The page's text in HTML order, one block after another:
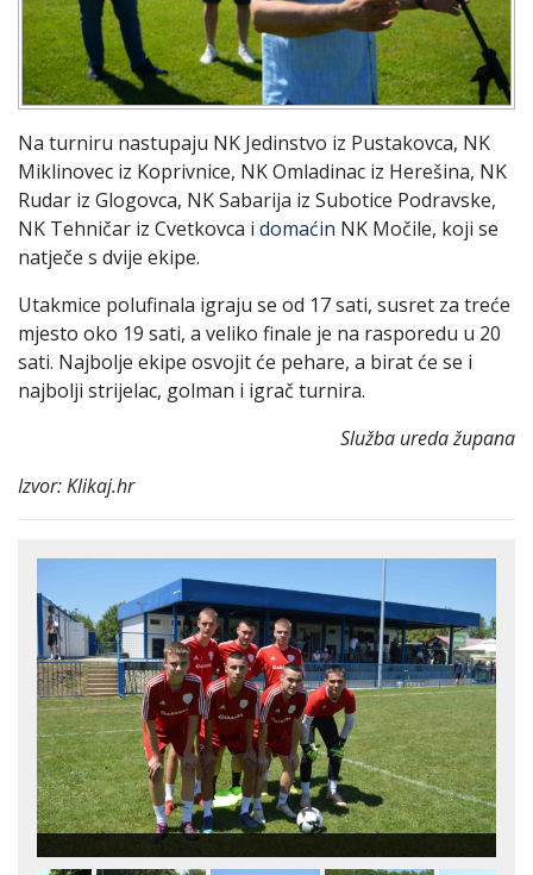
Na turniru nastupaju NK Jedinstvo iz Pustakovca, NK
Miklinovec iz Koprivnice, NK Omladinac iz Herešina, NK
Rudar iz Glogovca, NK Sabarija iz Subotice Podravske,
NK Tehničar iz Cvetkovca i domaćin NK Močile, koji se
natječe s dvije ekipe.
Utakmice polufinala igraju se od 17 sati, susret za treće
mjesto oko 19 sati, a veliko finale je na rasporedu u 20
sati. Najbolje ekipe osvojit će pehare, a birat će se i
najbolji strijelac, golman i igrač turnira.
Služba ureda župana
Izvor: Klikaj.hr